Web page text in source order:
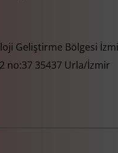
Geliştirme Bölgesi
no:37 35437 Urla/İzmir